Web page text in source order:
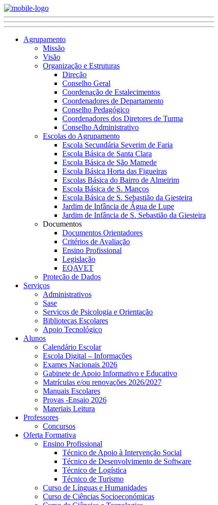
Agrupamento
Missão
Visão
Organização e Estruturas
Direção
Conselho Geral
Coordenação de Estalecimentos
Coordenadores de Departamento
Conselho Pedagógico
Coordenadores dos Diretores de Turma
Conselho Administrativo
Escolas do Agrupamento
Escola Secundária Severim de Faria
Escola Básica de Santa Clara
Escola Básica de São Mamede
Escola Básica Horta das Figueiras
Escolas Básica do Bairro de Almeirim
Escola Básica de S. Manços
Escola Básica de S. Sebastião da Giesteira
Jardim de Infância de Água de Lupe
Jardim de Infância de S. Sebastião da Giesteira
Documentos
Documentos Orientadores
Critérios de Avaliação
Ensino Profissional
Legislação
EQAVET
Proteção de Dados
Serviços
Administrativos
Sase
Serviços de Psicologia e Orientação
Bibliotecas Escolares
Apoio Tecnológico
Alunos
Calendário Escolar
Escola Digital – Informações
Exames Nacionais 2026
Gabinete de Apoio Informativo e Educativo
Matrículas e/ou renovações 2026/2027
Manuais Escolares
Provas -Ensaio 2026
Materiais Leitura
Professores
Concursos
Oferta Formativa
Ensino Profissional
Técnico de Apoio à Intervenção Social
Técnico de Desenvolvimento de Software
Técnico de Logística
Técnico de Turismo
Curso de Línguas e Humanidades
Curso de Ciências Socioeconómicas